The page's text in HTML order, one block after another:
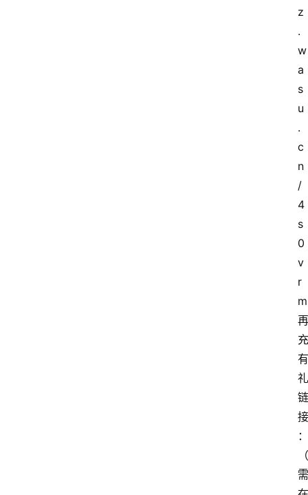
z
.
w
a
s
u
.
c
n
/
4
s
0
v
r
m
再
充
有
礼
链
接
：
（
需